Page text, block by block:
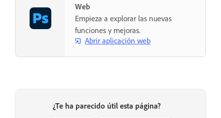
Web
Empieza a explorar las nuevas
funciones y mejoras.
Abrir aplicación web
¿Te ha parecido útil esta página?